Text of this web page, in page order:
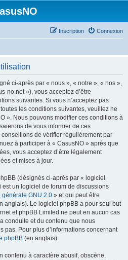
Connexion
Inscription
ci-après par « nous », « notre », « nos »,
no.net »), vous acceptez d’être
suivantes. Si vous n’acceptez pas
les conditions suivantes, veuillez ne
». Nous pouvons modifier ces conditions à
de vous informer de ces
de vérifier régulièrement par
à participer à « CasusNO » après que
vous acceptez d’être légalement
et mises à jour.
(désignés ci-après par « logiciel
un logiciel de forum de discussions
générale GNU 2.0 » et qui peut être
anglais). Le logiciel phpBB a pour seul but
et phpBB Limited ne peut en aucun cas
conduite et du contenu que nous
pas. Pour plus d’informations concernant
phpBB (en anglais).
contenu à caractère abusif, obscène,